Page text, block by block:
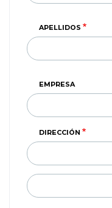
APELLIDOS
EMPRESA
DIRECCIÓN
LINEA)